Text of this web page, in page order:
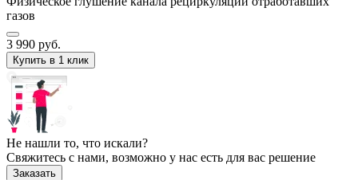
газов
3 990 руб.
Купить в 1 клик
Не нашли то, что искали?
Свяжитесь с нами, возможно у нас есть для вас решение
Заказать